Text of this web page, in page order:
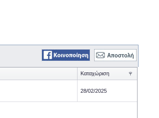
Καταχώριση
28/02/2025